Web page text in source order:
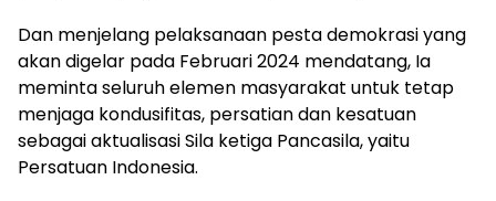
Dan menjelang pelaksanaan pesta demokrasi yang
akan digelar pada Februari 2024 mendatang, Ia
meminta seluruh elemen masyarakat untuk tetap
menjaga kondusifitas, persatian dan kesatuan
sebagai aktualisasi Sila ketiga Pancasila, yaitu
Persatuan Indonesia.